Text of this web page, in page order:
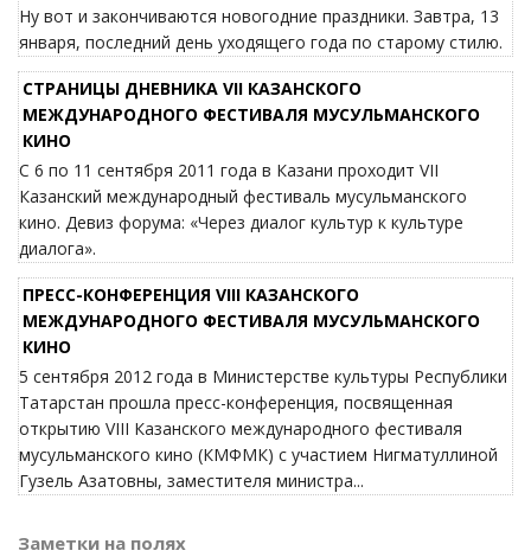
Ну вот и закончиваются новогодние праздники. Завтра, 13
января, последний день уходящего года по старому стилю.
СТРАНИЦЫ ДНЕВНИКА VII КАЗАНСКОГО
МЕЖДУНАРОДНОГО ФЕСТИВАЛЯ МУСУЛЬМАНСКОГО
КИНО
С 6 по 11 сентября 2011 года в Казани проходит VII
Казанский международный фестиваль мусульманского
кино. Девиз форума: «Через диалог культур к культуре
диалога».
ПРЕСС-КОНФЕРЕНЦИЯ VIII КАЗАНСКОГО
МЕЖДУНАРОДНОГО ФЕСТИВАЛЯ МУСУЛЬМАНСКОГО
КИНО
5 сентября 2012 года в Министерстве культуры Республики
Татарстан прошла пресс-конференция, посвященная
открытию VIII Казанского международного фестиваля
мусульманского кино (КМФМК) с участием Нигматуллиной
Гузель Азатовны, заместителя министра...
Заметки на полях